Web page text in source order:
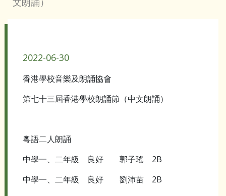
文朗誦）
2022-06-30
香港學校音樂及朗誦協會
第七十三屆香港學校朗誦節（中文朗誦）
粵語二人朗誦
中學一、二年級 良好 郭子瑤 2B
中學一、二年級 良好 劉沛苗 2B